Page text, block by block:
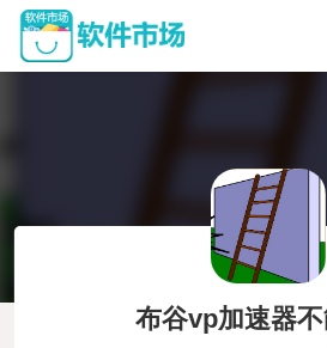
布谷vp加速器